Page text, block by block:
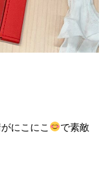
にこにこ
で素敵